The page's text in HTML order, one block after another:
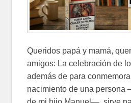
Queridos papá y mamá,
amigos: La celebración de
además de para
nacimiento de una persona